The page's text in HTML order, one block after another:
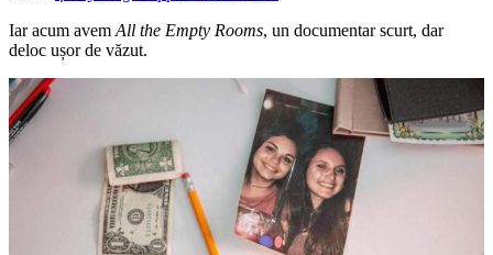
Iar acum avem All the Empty Rooms, un documentar scurt, dar
deloc ușor de văzut.